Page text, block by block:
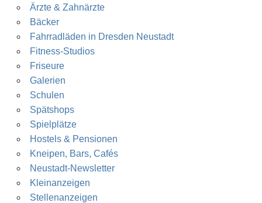
Ärzte & Zahnärzte
Bäcker
Fahrradläden in Dresden Neustadt
Fitness-Studios
Friseure
Galerien
Schulen
Spätshops
Spielplätze
Hostels & Pensionen
Kneipen, Bars, Cafés
Neustadt-Newsletter
Kleinanzeigen
Stellenanzeigen